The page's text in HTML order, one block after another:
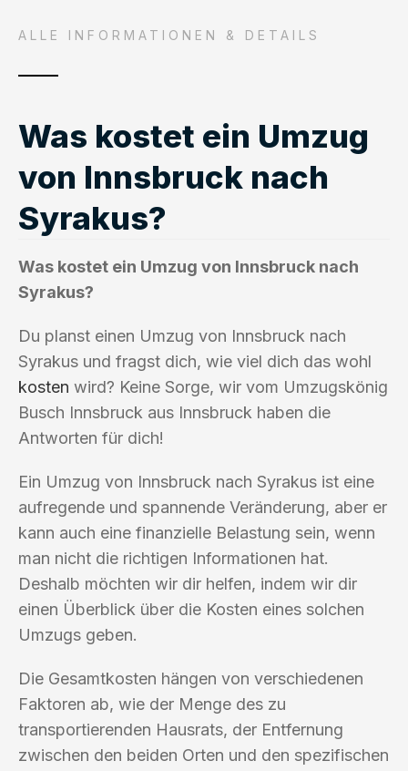
ALLE INFORMATIONEN & DETAILS
Was kostet ein Umzug
von Innsbruck nach
Syrakus?
Was kostet ein Umzug von Innsbruck nach
Syrakus?
Du planst einen Umzug von Innsbruck nach
Syrakus und fragst dich, wie viel dich das wohl
kosten wird? Keine Sorge, wir vom Umzugskönig
Busch Innsbruck aus Innsbruck haben die
Antworten für dich!
Ein Umzug von Innsbruck nach Syrakus ist eine
aufregende und spannende Veränderung, aber er
kann auch eine finanzielle Belastung sein, wenn
man nicht die richtigen Informationen hat.
Deshalb möchten wir dir helfen, indem wir dir
einen Überblick über die Kosten eines solchen
Umzugs geben.
Die Gesamtkosten hängen von verschiedenen
Faktoren ab, wie der Menge des zu
transportierenden Hausrats, der Entfernung
zwischen den beiden Orten und den spezifischen